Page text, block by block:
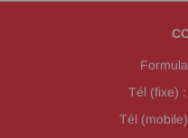
Tél (fixe)
Tél